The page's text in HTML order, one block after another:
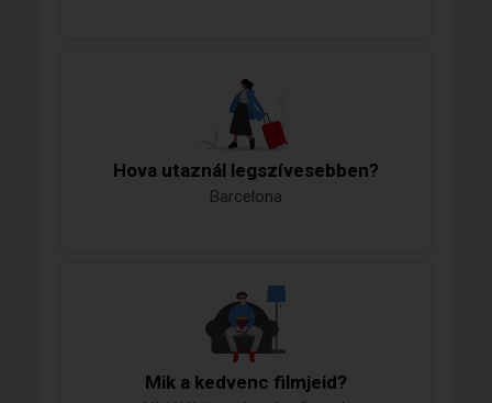
Hova utaznál legszívesebben?
Barcelona
Mik a kedvenc filmjeid?